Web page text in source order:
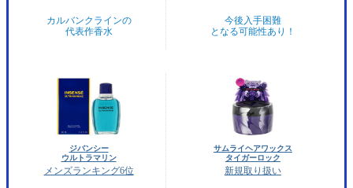
カルバンクラインの
代表作香水
今後入手困難
となる可能性あり！
ジバンシー
ウルトラマリン
メンズランキング6位
サムライヘアワックス
タイガーロック
新規取り扱い